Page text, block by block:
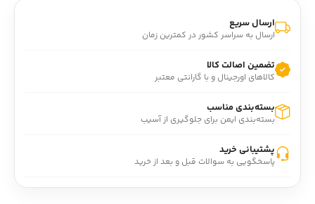
ارسال سریع
ارسال به سراسر کشور در کمترین زمان
تضمین اصالت کالا
کالاهای اورجینال و با گارانتی معتبر
بسته‌بندی مناسب
بسته‌بندی ایمن برای جلوگیری از آسیب
پشتیبانی خرید
پاسخگویی به سوالات قبل و بعد از خرید